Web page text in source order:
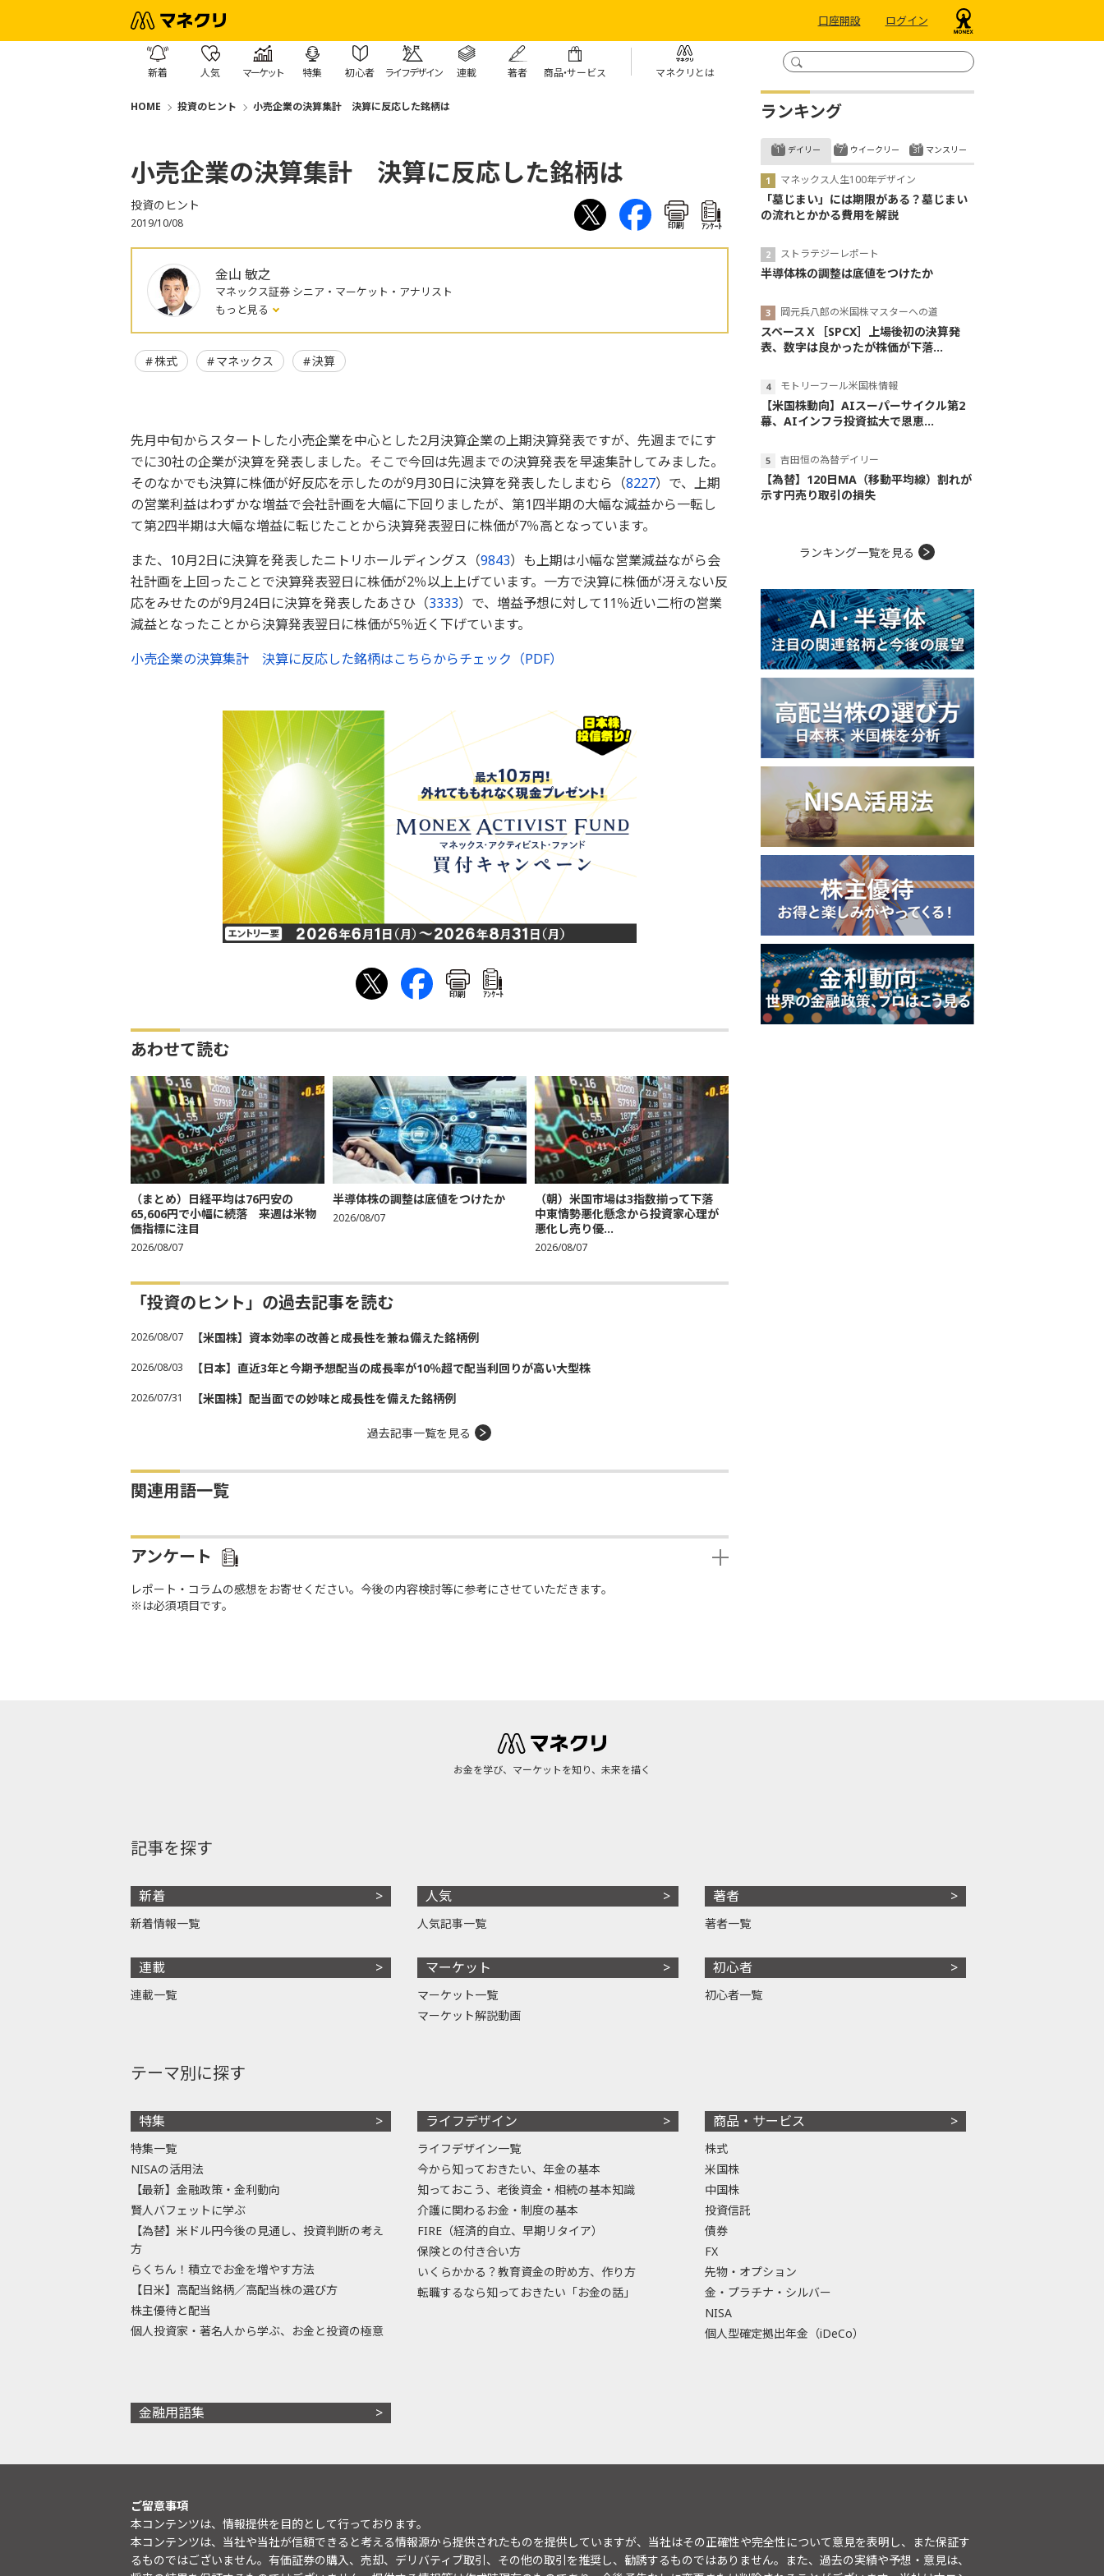
口座開設 ログイン
新着 人気 マーケット 特集 初心者 ライフデザイン 連載 著者 商品・サービス マネクリとは
HOME 投資のヒント 小売企業の決算集計 決算に反応した銘柄は
小売企業の決算集計 決算に反応した銘柄は
投資のヒント
2019/10/08 印刷 ｱﾝｹｰﾄ
金山 敏之
マネックス証券 シニア・マーケット・アナリスト
もっと見る
株式 マネックス 決算
先月中旬からスタートした小売企業を中心とした2月決算企業の上期決算発表ですが、先週までにす
でに30社の企業が決算を発表しました。そこで今回は先週までの決算発表を早速集計してみました。
そのなかでも決算に株価が好反応を示したのが9月30日に決算を発表したしまむら（8227）で、上期
の営業利益はわずかな増益で会社計画を大幅に下回りましたが、第1四半期の大幅な減益から一転し
て第2四半期は大幅な増益に転じたことから決算発表翌日に株価が7％高となっています。
また、10月2日に決算を発表したニトリホールディングス（9843）も上期は小幅な営業減益ながら会
社計画を上回ったことで決算発表翌日に株価が2％以上上げています。一方で決算に株価が冴えない反
応をみせたのが9月24日に決算を発表したあさひ（3333）で、増益予想に対して11％近い二桁の営業
減益となったことから決算発表翌日に株価が5％近く下げています。
小売企業の決算集計 決算に反応した銘柄はこちらからチェック（PDF）
印刷 ｱﾝｹｰﾄ
あわせて読む
（まとめ）日経平均は76円安の
65,606円で小幅に続落 来週は米物
価指標に注目
2026/08/07
半導体株の調整は底値をつけたか
2026/08/07
（朝）米国市場は3指数揃って下落
中東情勢悪化懸念から投資家心理が
悪化し売り優...
2026/08/07
「投資のヒント」の過去記事を読む
2026/08/07 【米国株】資本効率の改善と成長性を兼ね備えた銘柄例
2026/08/03 【日本】直近3年と今期予想配当の成長率が10％超で配当利回りが高い大型株
2026/07/31 【米国株】配当面での妙味と成長性を備えた銘柄例
過去記事一覧を見る
関連用語一覧
アンケート
レポート・コラムの感想をお寄せください。今後の内容検討等に参考にさせていただきます。
※は必須項目です。
ランキング
デイリー
マネックス人生100年デザイン
「墓じまい」には期限がある？墓じまい
の流れとかかる費用を解説
ストラテジーレポート
半導体株の調整は底値をつけたか
岡元兵八郎の米国株マスターへの道
スペースＸ［SPCX］上場後初の決算発
表、数字は良かったが株価が下落...
モトリーフール米国株情報
【米国株動向】AIスーパーサイクル第2
幕、AIインフラ投資拡大で恩恵...
吉田恒の為替デイリー
【為替】120日MA（移動平均線）割れが
示す円売り取引の損失
ウイークリー マンスリー
ランキング一覧を見る
お金を学び、マーケットを知り、未来を描く
記事を探す
新着
新着情報一覧
連載
連載一覧
人気
人気記事一覧
マーケット
マーケット一覧
マーケット解説動画
著者
著者一覧
初心者
初心者一覧
テーマ別に探す
特集
特集一覧
NISAの活用法
【最新】金融政策・金利動向
賢人バフェットに学ぶ
【為替】米ドル円今後の見通し、投資判断の考え
方
らくちん！積立でお金を増やす方法
【日米】高配当銘柄／高配当株の選び方
株主優待と配当
個人投資家・著名人から学ぶ、お金と投資の極意
ライフデザイン
ライフデザイン一覧
今から知っておきたい、年金の基本
知っておこう、老後資金・相続の基本知識
介護に関わるお金・制度の基本
FIRE（経済的自立、早期リタイア）
保険との付き合い方
いくらかかる？教育資金の貯め方、作り方
転職するなら知っておきたい「お金の話」
商品・サービス
株式
米国株
中国株
投資信託
債券
FX
先物・オプション
金・プラチナ・シルバー
NISA
個人型確定拠出年金（iDeCo）
金融用語集
ご留意事項
本コンテンツは、情報提供を目的として行っております。
本コンテンツは、当社や当社が信頼できると考える情報源から提供されたものを提供していますが、当社はその正確性や完全性について意見を表明し、また保証す
るものではございません。有価証券の購入、売却、デリバティブ取引、その他の取引を推奨し、勧誘するものではありません。また、過去の実績や予想・意見は、